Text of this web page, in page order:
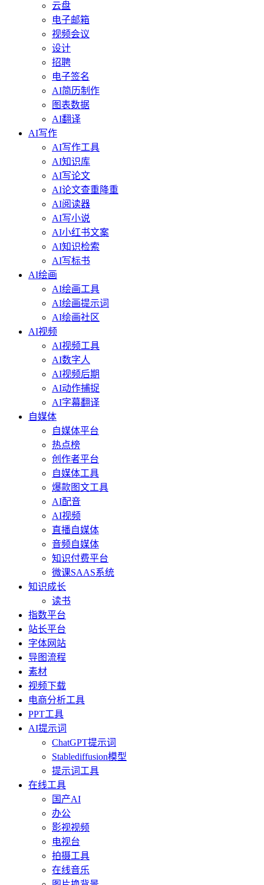
云盘
电子邮箱
视频会议
设计
招聘
电子签名
AI简历制作
图表数据
AI翻译
AI写作
AI写作工具
AI知识库
AI写论文
AI论文查重降重
AI阅读器
AI写小说
AI小红书文案
AI知识检索
AI写标书
AI绘画
AI绘画工具
AI绘画提示词
AI绘画社区
AI视频
AI视频工具
AI数字人
AI视频后期
AI动作捕捉
AI字幕翻译
自媒体
自媒体平台
热点榜
创作者平台
自媒体工具
爆款图文工具
AI配音
AI视频
直播自媒体
音频自媒体
知识付费平台
微课SAAS系统
知识成长
读书
指数平台
站长平台
字体网站
导图流程
素材
视频下载
电商分析工具
PPT工具
AI提示词
ChatGPT提示词
Stablediffusion模型
提示词工具
在线工具
国产AI
办公
影视视频
电视台
拍摄工具
在线音乐